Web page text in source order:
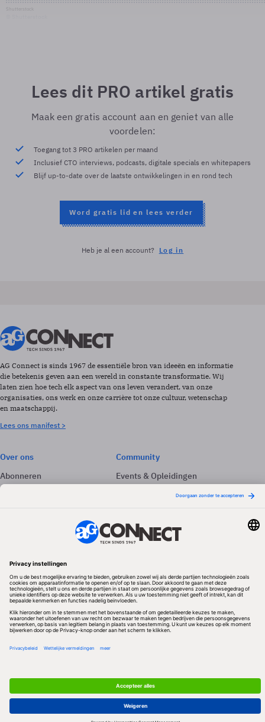
Lees dit PRO artikel gratis
Maak een gratis account aan en geniet van alle
voordelen:
Toegang tot 3 PRO artikelen per maand
Inclusief CTO interviews, podcasts, digitale specials en whitepapers
Blijf up-to-date over de laatste ontwikkelingen in en rond tech
Word gratis lid en lees verder
Heb je al een account? Log in
AG Connect is sinds 1967 de essentiële bron van ideeën en informatie
die betekenis geven aan een wereld in constante transformatie. Wij
laten zien hoe tech elk aspect van ons leven verandert, van onze
organisaties, ons werk en onze carrière tot onze cultuur, wetenschap
en maatschappij.
Lees ons manifest >
Over ons
Abonneren
Adverteren
Community
Events & Opleidingen
Volg ons
Redactionele partner
Algemene Voorwaarden & Copyrights